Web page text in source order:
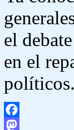
el
en el
Facebook